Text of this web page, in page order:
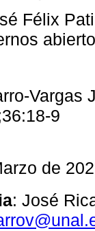
Félix
Vargas
9
de
: José